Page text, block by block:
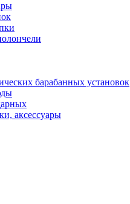
барабанных установок
аксессуары